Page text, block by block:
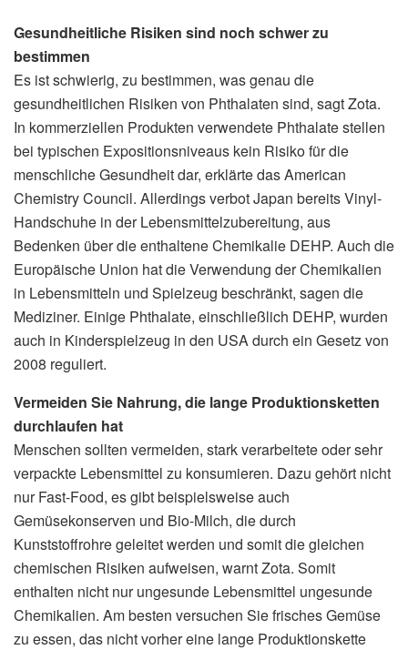
Gesundheitliche Risiken sind noch schwer zu
bestimmen
Es ist schwierig, zu bestimmen, was genau die
gesundheitlichen Risiken von Phthalaten sind, sagt Zota.
In kommerziellen Produkten verwendete Phthalate stellen
bei typischen Expositionsniveaus kein Risiko für die
menschliche Gesundheit dar, erklärte das American
Chemistry Council. Allerdings verbot Japan bereits Vinyl-
Handschuhe in der Lebensmittelzubereitung, aus
Bedenken über die enthaltene Chemikalie DEHP. Auch die
Europäische Union hat die Verwendung der Chemikalien
in Lebensmitteln und Spielzeug beschränkt, sagen die
Mediziner. Einige Phthalate, einschließlich DEHP, wurden
auch in Kinderspielzeug in den USA durch ein Gesetz von
2008 reguliert.
Vermeiden Sie Nahrung, die lange Produktionsketten
durchlaufen hat
Menschen sollten vermeiden, stark verarbeitete oder sehr
verpackte Lebensmittel zu konsumieren. Dazu gehört nicht
nur Fast-Food, es gibt beispielsweise auch
Gemüsekonserven und Bio-Milch, die durch
Kunststoffrohre geleitet werden und somit die gleichen
chemischen Risiken aufweisen, warnt Zota. Somit
enthalten nicht nur ungesunde Lebensmittel ungesunde
Chemikalien. Am besten versuchen Sie frisches Gemüse
zu essen, das nicht vorher eine lange Produktionskette